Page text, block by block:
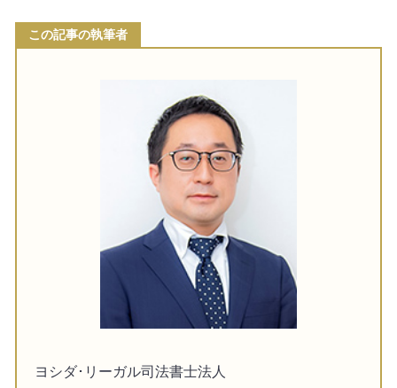
この記事の執筆者
ヨシダ･リーガル司法書士法人